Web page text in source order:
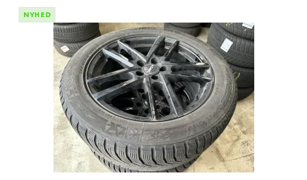
NYHED